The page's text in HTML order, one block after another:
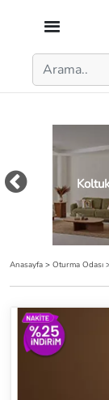
Anasayfa > Oturma Odası